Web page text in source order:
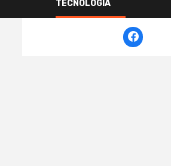
TECNOLOGÍA